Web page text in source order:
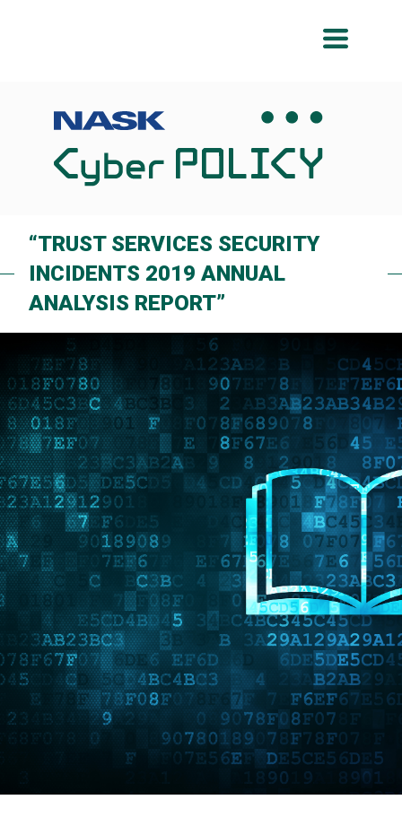
“TRUST SERVICES SECURITY
INCIDENTS 2019 ANNUAL
ANALYSIS REPORT”